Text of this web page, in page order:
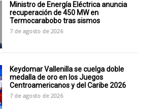
Ministro de Energía Eléctrica anuncia
recuperación de 450 MW en
Termocarabobo tras sismos
7 de agosto de 2026
Keydomar Vallenilla se cuelga doble
medalla de oro en los Juegos
Centroamericanos y del Caribe 2026
7 de agosto de 2026